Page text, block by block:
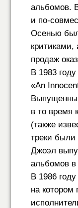
альбомов.
и по-
Осенью
критиками,
продаж
В 1983
«An
в то время
(также
треки были
Джоэл
альбомов
В 1986
на котором